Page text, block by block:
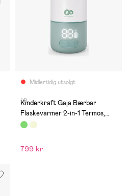
Midlertidig utsolgt
(1)
Kinderkraft Gaja Bærbar
Flaskevarmer 2-in-1 Termos,
Green
799 kr